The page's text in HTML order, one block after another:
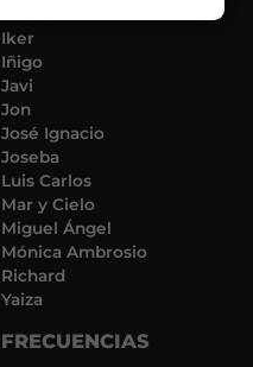
Iker
Iñigo
Javi
Jon
José Ignacio
Joseba
Luis Carlos
Mar y Cielo
Miguel Ángel
Mónica Ambrosio
Richard
Yaiza
FRECUENCIAS